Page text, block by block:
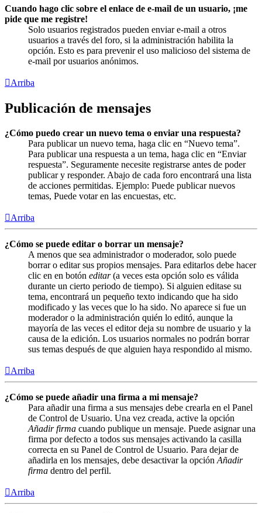
Cuando hago clic sobre el enlace de e-mail de un usuario, ¡me
pide que me registre!
Solo usuarios registrados pueden enviar e-mail a otros
usuarios a través del foro, si la administración habilita la
opción. Esto es para prevenir el uso malicioso del sistema de
e-mail por usuarios anónimos.
Arriba
Publicación de mensajes
¿Cómo puedo crear un nuevo tema o enviar una respuesta?
Para publicar un nuevo tema, haga clic en “Nuevo tema”.
Para publicar una respuesta a un tema, haga clic en “Enviar
respuesta”. Seguramente necesite registrarse antes de poder
publicar y responder. Abajo de cada foro encontrará una lista
de acciones permitidas. Ejemplo: Puede publicar nuevos
temas, Puede votar en las encuestas, etc.
Arriba
¿Cómo se puede editar o borrar un mensaje?
A menos que sea administrador o moderador, solo puede
borrar o editar sus propios mensajes. Para editarlos debe hacer
clic en en botón editar(a veces esta opción solo es válida
durante un cierto periodo de tiempo). Si alguien editase su
tema, encontrará un pequeño texto indicando que ha sido
modificado y las veces que lo ha sido. No aparece si fue un
moderador o la administración quién lo editó, aunque la
mayoría de las veces el editor deja su nombre de usuario y la
causa de la edición. Los usuarios normales no podrán borrar
sus temas después de que alguien haya respondido al mismo.
Arriba
¿Cómo se puede añadir una firma a mi mensaje?
Para añadir una firma a sus mensajes debe crearla en el Panel
de Control de Usuario. Una vez creada, active la opción
Añadir firma cuando publique un mensaje. Puede asignar una
firma por defecto a todos sus mensajes activando la casilla
correcta en su Panel de Control de Usuario. Para dejar de
añadirla en los mensajes, debe desactivar la opción Añadir
firma dentro del perfil.
Arriba